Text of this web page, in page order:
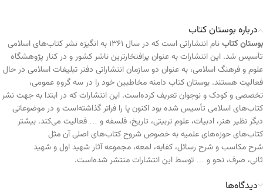
درباره بوستان کتاب
بوستان کتاب
نام انتشاراتی است که در سال ۱۳۶۱ به انگیزه نشر کتاب‌های اسلامی
تأسیس شد. این انتشارات به عنوان پرافتخارترین ناشر کشور و در کنار پژوهشگاه
علوم و فرهنگ اسلامی، به عنوان دو سازمان انتشاراتی دفتر تبلیغات اسلامی در حال
فعالیت هستند. بوستان کتاب دامنه مخاطبین خود را در سه گروهِ عمومی،
تخصصی و کودک و نوجوان تعریف کرده‌است. این انتشارات که در ابتدا به جهت نشر
کتاب‌های اسلامی تأسیس شده بود اکنون پا را فراتر گذاشته‌است و در موضوعاتی
دیگر نظیر هنر، ادبیات، علوم تربیتی، تاریخ، فلسفه و … فعالیت می‌کند. بیشتر
کتاب‌های حوزه‌های علمیه به خصوص شروح کتاب‌های اصلی آن مثل
شرح مکاسب و شرح رسائل، کفایه، لمعه، مجموعه آثار شهید اول و شهید
ثانی، صرف، نحو و … توسط این انتشارات منتشر شده‌است.
دیدگاه‌ها